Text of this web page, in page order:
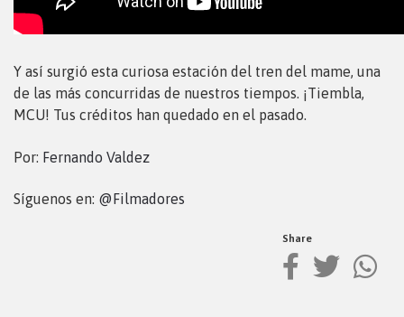
Y así surgió esta curiosa estación del tren del mame, una
de las más concurridas de nuestros tiempos. ¡Tiembla,
MCU! Tus créditos han quedado en el pasado.
Por: Fernando Valdez
Síguenos en: @Filmadores
Share